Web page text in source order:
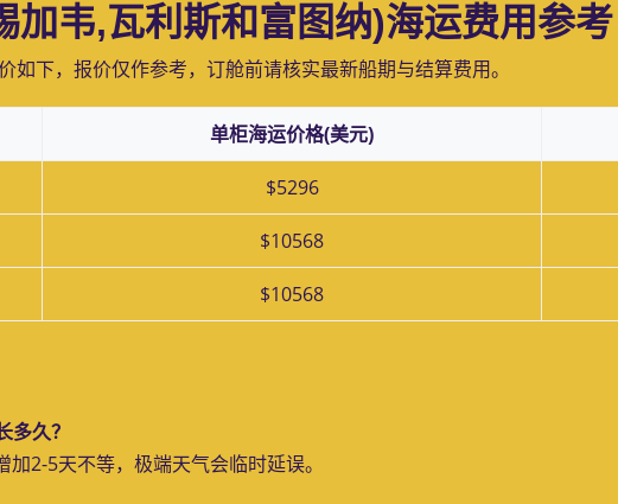
加韦,瓦利斯和富图纳)海运费用参考
如下，报价仅作参考，订舱前请核实最新船期与结算费用。
单柜海运价格(美元)
$5296
$10568
$10568
久？
2-5天不等，极端天气会临时延误。